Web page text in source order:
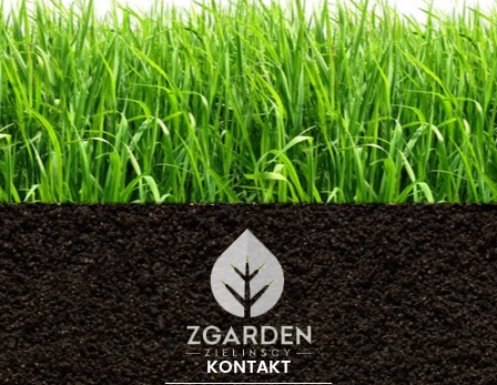
KONTAKT